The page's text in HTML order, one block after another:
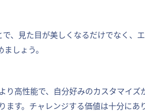
、見た目が美しくなるだけでなく、
しょう。
高性能で、自分好みのカスタマイ
す。チャレンジする価値は十分にあり